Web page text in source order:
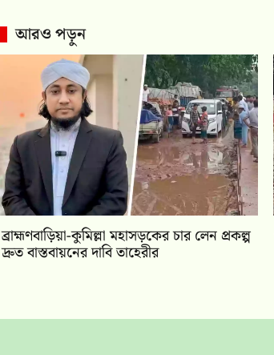
আরও পড়ুন
ব্রাহ্মণবাড়িয়া-কুমিল্লা মহাসড়কের চার লেন প্রকল্প
দ্রুত বাস্তবায়নের দাবি তাহেরীর